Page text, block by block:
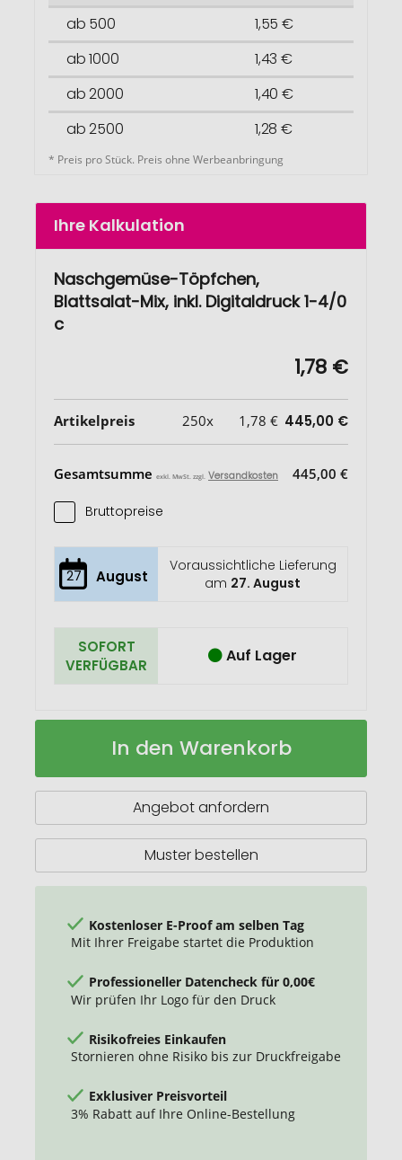
ab 500
1,55 €
ab 1000
1,43 €
ab 2000
1,40 €
ab 2500
1,28 €
* Preis pro Stück. Preis ohne Werbeanbringung
Ihre Kalkulation
Naschgemüse-Töpfchen,
Blattsalat-Mix, inkl. Digitaldruck 1-4/0
c
1,78 €
Artikelpreis 250x 1,78 € 445,00 €
Gesamtsumme exkl. MwSt. zzgl. Versandkosten 445,00 €
Bruttopreise
27 August
Voraussichtliche Lieferung
am 27. August
SOFORT
VERFÜGBAR
Auf Lager
Naschgemüse-
Mix
Auf
In den Warenkorb
Angebot anfordern
Muster bestellen
Kostenloser E-Proof am selben Tag
Mit Ihrer Freigabe startet die Produktion
Professioneller Datencheck für 0,00€
Wir prüfen Ihr Logo für den Druck
Risikofreies Einkaufen
Stornieren ohne Risiko bis zur Druckfreigabe
Exklusiver Preisvorteil
3% Rabatt auf Ihre Online-Bestellung